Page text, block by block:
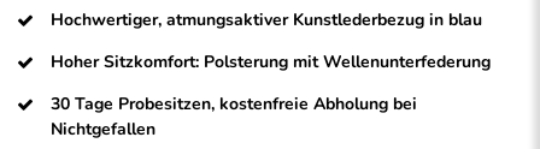
Hochwertiger, atmungsaktiver Kunstlederbezug in blau
Hoher Sitzkomfort: Polsterung mit Wellenunterfederung
30 Tage Probesitzen, kostenfreie Abholung bei
Nichtgefallen